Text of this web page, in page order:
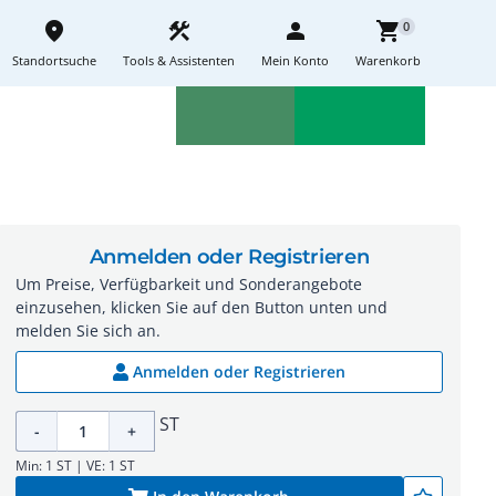
place
Standortsuche
construction
Tools & Assistenten
person
Mein Konto
shopping_cart0
Warenkorb
Anmelden oder Registrieren
Um Preise, Verfügbarkeit und Sonderangebote
einzusehen, klicken Sie auf den Button unten und
melden Sie sich an.
Anmelden oder Registrieren
- + ST
Min: 1 ST | VE: 1 ST